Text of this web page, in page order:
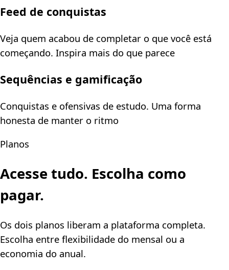
Feed de conquistas
Veja quem acabou de completar o que você está
começando. Inspira mais do que parece
Sequências e gamificação
Conquistas e ofensivas de estudo. Uma forma
honesta de manter o ritmo
Planos
Acesse tudo. Escolha como
pagar.
Os dois planos liberam a plataforma completa.
Escolha entre flexibilidade do mensal ou a
economia do anual.